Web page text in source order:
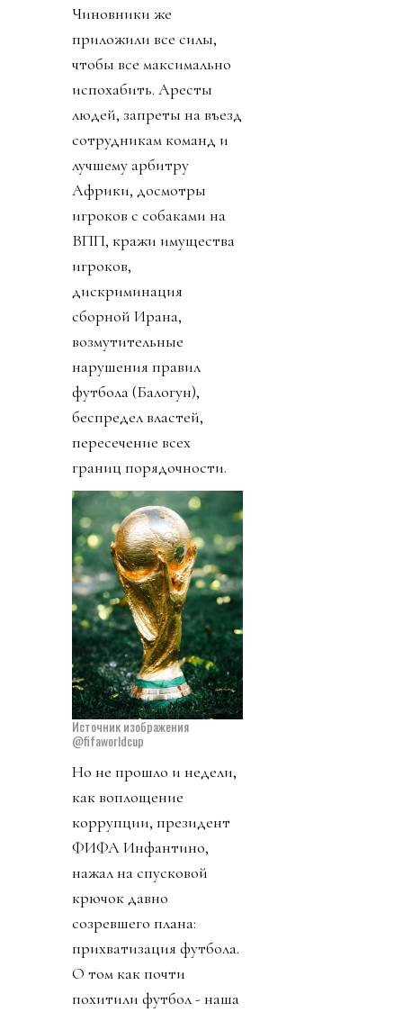
Чиновники же
приложили все силы,
чтобы все максимально
испохабить. Аресты
людей, запреты на въезд
сотрудникам команд и
лучшему арбитру
Африки, досмотры
игроков с собаками на
ВПП, кражи имущества
игроков,
дискриминация
сборной Ирана,
возмутительные
нарушения правил
футбола (Балогун),
беспредел властей,
пересечение всех
границ порядочности.
Источник изображения
@fifaworldcup
Но не прошло и недели,
как воплощение
коррупции, президент
ФИФА Инфантино,
нажал на спусковой
крючок давно
созревшего плана:
прихватизация футбола.
О том как почти
похитили футбол - наша